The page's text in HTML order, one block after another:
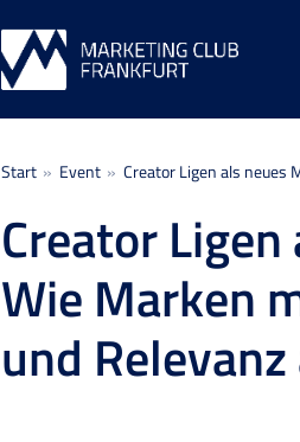
Sie befinden sich hier:
Start Event Creator Ligen als neues
Creator
Wie Marken
und